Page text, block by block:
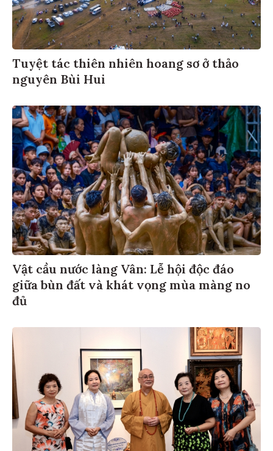
Tuyệt tác thiên nhiên hoang sơ ở thảo
nguyên Bùi Hui
Vật cầu nước làng Vân: Lễ hội độc đáo
giữa bùn đất và khát vọng mùa màng no
đủ